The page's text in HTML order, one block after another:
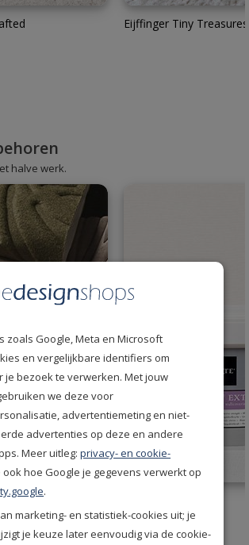
Eijffinger Tiny Treasures
halve werk.
aanvragen
zoals Google, Meta en Microsoft
en vergelijkbare identifiers om
je bezoek te verwerken. Met jouw
we deze voor
advertentiemeting en niet-
advertenties op deze en andere
Meer uitleg:privacy- en cookie-
ook hoe Google je gegevens verwerkt op
.
marketing- en statistiek-cookies uit; je
je keuze later eenvoudig via de cookie-